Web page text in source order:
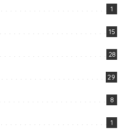
1
15
28
29
8
1